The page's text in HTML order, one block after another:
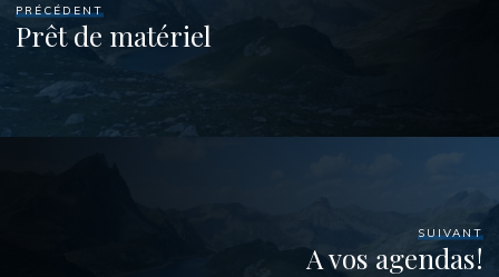
PRÉCÉDENT
Prêt de matériel
SUIVANT
A vos agendas!